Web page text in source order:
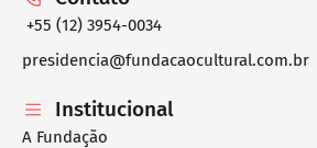
+55 (12) 3954-0034
presidencia@fundacaocultural.com.br
Institucional
A Fundação